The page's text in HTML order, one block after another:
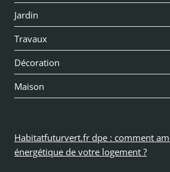
Jardin
Travaux
Décoration
Maison
Habitatfuturvert.fr dpe : comment
énergétique de votre logement ?